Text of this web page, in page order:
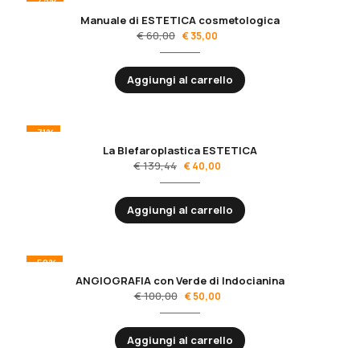
Manuale di ESTETICA cosmetologica
€60,00 €35,00
Aggiungi al carrello
-71%
La Blefaroplastica ESTETICA
€139,44 €40,00
Aggiungi al carrello
-50%
ANGIOGRAFIA con Verde di Indocianina
€100,00 €50,00
Aggiungi al carrello